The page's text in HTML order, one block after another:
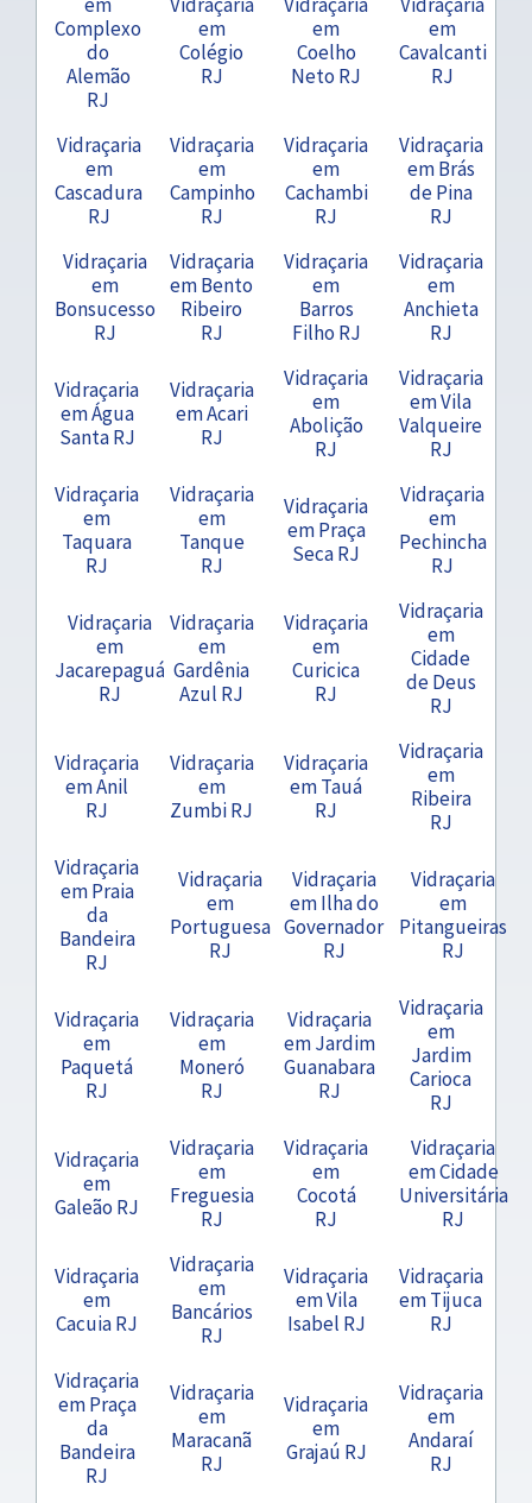
Complexo
do
Alemão
RJ
em
Colégio
RJ
em
Coelho
Neto RJ
em
Cavalcanti
RJ
Vidraçaria
em
Cascadura
RJ
Vidraçaria
em
Campinho
RJ
Vidraçaria
em
Cachambi
RJ
Vidraçaria
em Brás
de Pina
RJ
Vidraçaria
em
Bonsucesso
RJ
Vidraçaria
em Bento
Ribeiro
RJ
Vidraçaria
em
Barros
Filho RJ
Vidraçaria
em
Anchieta
RJ
Vidraçaria
em Água
Santa RJ
Vidraçaria
em Acari
RJ
Vidraçaria
em
Abolição
RJ
Vidraçaria
em Vila
Valqueire
RJ
Vidraçaria
em
Taquara
RJ
Vidraçaria
em
Tanque
RJ
Vidraçaria
em Praça
Seca RJ
Vidraçaria
em
Pechincha
RJ
Vidraçaria
em
Jacarepaguá
RJ
Vidraçaria
em
Gardênia
Azul RJ
Vidraçaria
em
Curicica
RJ
Vidraçaria
em
Cidade
de Deus
RJ
Vidraçaria
em Anil
RJ
Vidraçaria
em
Zumbi RJ
Vidraçaria
em Tauá
RJ
Vidraçaria
em
Ribeira
RJ
Vidraçaria
em Praia
da
Bandeira
RJ
Vidraçaria
em
Portuguesa
RJ
Vidraçaria
em Ilha do
Governador
RJ
Vidraçaria
em
Pitangueiras
RJ
Vidraçaria
em
Paquetá
RJ
Vidraçaria
em
Moneró
RJ
Vidraçaria
em Jardim
Guanabara
RJ
Vidraçaria
em
Jardim
Carioca
RJ
Vidraçaria
em
Galeão RJ
Vidraçaria
em
Freguesia
RJ
Vidraçaria
em
Cocotá
RJ
Vidraçaria
em Cidade
Universitária
RJ
Vidraçaria
em
Cacuia RJ
Vidraçaria
em
Bancários
RJ
Vidraçaria
em Vila
Isabel RJ
Vidraçaria
em Tijuca
RJ
Vidraçaria
em Praça
da
Bandeira
RJ
Vidraçaria
em
Maracanã
RJ
Vidraçaria
em
Grajaú RJ
Vidraçaria
em
Andaraí
RJ